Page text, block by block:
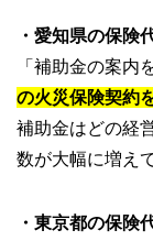
・愛知県の保険
「補助金の案内
の火災保険契約
補助金はどの経
数が大幅に増え
・東京都の保険